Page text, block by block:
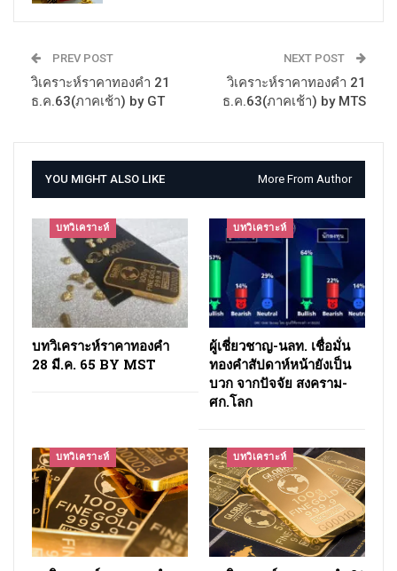
PREV POST
วิเคราะห์ราคาทองคำ 21
ธ.ค.63(ภาคเช้า) by GT
NEXT POST
วิเคราะห์ราคาทองคำ 21
ธ.ค.63(ภาคเช้า) by MTS
YOU MIGHT ALSO LIKE More From Author
บทวิเคราะห์
บทวิเคราะห์ราคาทองคำ
28 มี.ค. 65 BY MST
บทวิเคราะห์
ผู้เชี่ยวชาญ-นลท. เชื่อมั่น
ทองคำสัปดาห์หน้ายังเป็น
บวก จากปัจจัย สงคราม-
ศก.โลก
บทวิเคราะห์ บทวิเคราะห์